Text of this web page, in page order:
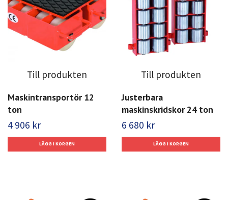
Till produkten
Maskintransportör 12
ton
4 906 kr
Till produkten
Justerbara
maskinskridskor 24 ton
6 680 kr